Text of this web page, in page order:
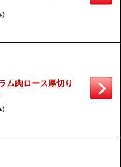
ム肉ロース厚切り